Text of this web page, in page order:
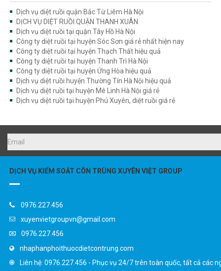
Dịch vụ diệt ruồi quận Bắc Từ Liêm Hà Nội
DỊCH VỤ DIỆT RUỒI QUẬN THANH XUÂN
Dịch vụ diệt ruồi tại quận Tây Hồ Hà Nội
Công ty diệt ruồi tại huyện Sóc Sơn giá rẻ nhất hiện nay
Công ty diệt ruồi tại huyện Thạch Thất hiệu quả
Công ty diệt ruồi tại huyện Thanh Trì Hà Nội
Công ty diệt ruồi tại huyện Ứng Hòa hiệu quả
Dịch vụ diệt ruồi huyện Thường Tín Hà Nội hiệu quả
Dịch vụ diệt ruồi tại huyện Mê Linh Hà Nội giá rẻ
Dịch vụ diệt ruồi tại huyện Phú Xuyên, diệt ruồi giá rẻ
DỊCH VỤ KIỂM SOÁT CÔN TRÙNG XUYÊN VIỆT GROUP